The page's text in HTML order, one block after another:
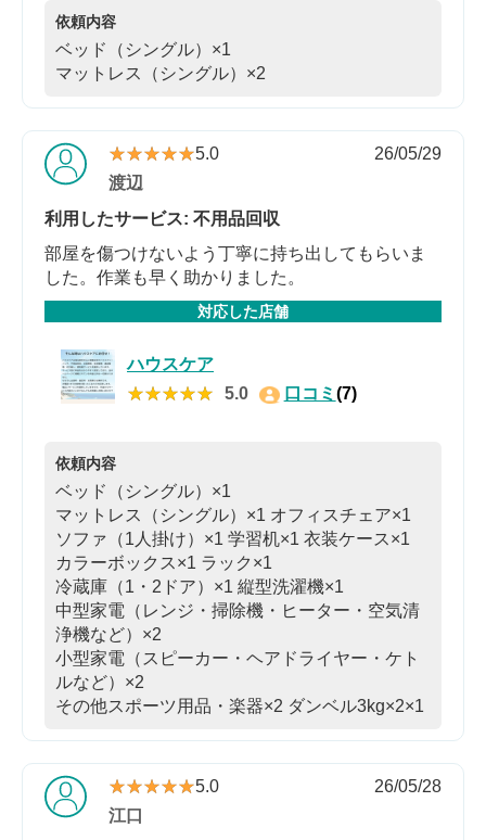
依頼内容
ベッド（シングル）×1
マットレス（シングル）×2
★★★★★
★★★★★5.0
26/05/29
渡辺
利用したサービス: 不用品回収
部屋を傷つけないよう丁寧に持ち出してもらいま
した。作業も早く助かりました。
対応した店舗
ハウスケア
★★★★★
★★★★★ 5.0 口コミ (7)
依頼内容
ベッド（シングル）×1
マットレス（シングル）×1 オフィスチェア×1
ソファ（1人掛け）×1 学習机×1 衣装ケース×1
カラーボックス×1 ラック×1
冷蔵庫（1・2ドア）×1 縦型洗濯機×1
中型家電（レンジ・掃除機・ヒーター・空気清
浄機など）×2
小型家電（スピーカー・ヘアドライヤー・ケト
ルなど）×2
その他スポーツ用品・楽器×2 ダンベル3kg×2×1
★★★★★
★★★★★5.0
26/05/28
江口